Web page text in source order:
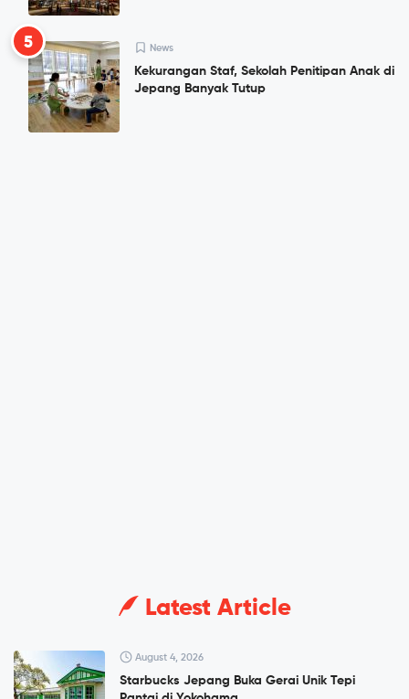
5 News
Kekurangan Staf, Sekolah Penitipan Anak di
Jepang Banyak Tutup
Latest Article
August 4, 2026
Starbucks Jepang Buka Gerai Unik Tepi